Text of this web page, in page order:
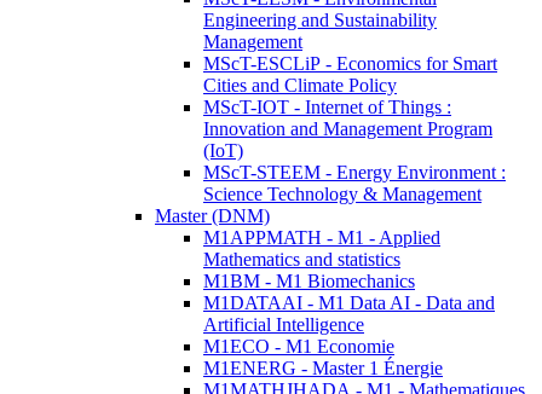
Engineering and Sustainability
Management
MScT-ESCLiP - Economics for Smart
Cities and Climate Policy
MScT-IOT - Internet of Things :
Innovation and Management Program
(IoT)
MScT-STEEM - Energy Environment :
Science Technology & Management
Master (DNM)
M1APPMATH - M1 - Applied
Mathematics and statistics
M1BM - M1 Biomechanics
M1DATAAI - M1 Data AI - Data and
Artificial Intelligence
M1ECO - M1 Economie
M1ENERG - Master 1 Énergie
M1MATHJHADA - M1 - Mathematiques